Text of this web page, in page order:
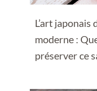
L’art
moderne :
préserver ce